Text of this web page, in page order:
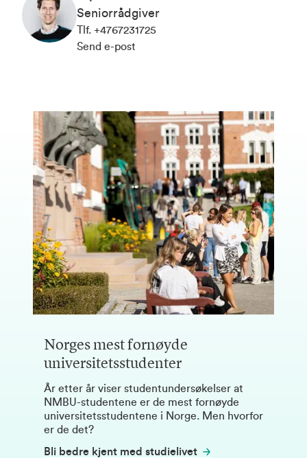
Seniorrådgiver
Tlf. +4767231725
Send e-post
Norges mest fornøyde
universitetsstudenter
År etter år viser studentundersøkelser at
NMBU-studentene er de mest fornøyde
universitetsstudentene i Norge. Men hvorfor
er de det?
Bli bedre kjent med studielivet